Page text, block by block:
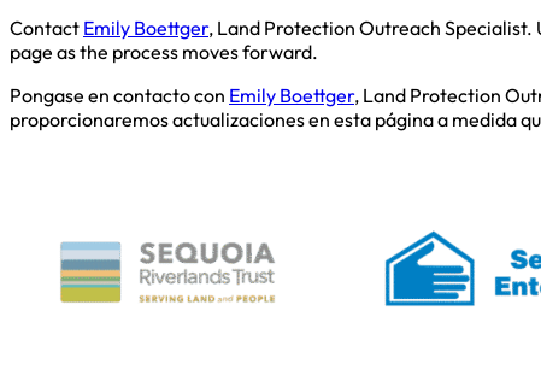
Contact Emily Boettger, Land Protection Outreach Specialist.
page as the process moves forward.
Pongase en contacto con Emily Boettger, Land Protection
proporcionaremos actualizaciones en esta página a medida